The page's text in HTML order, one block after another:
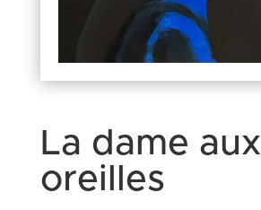
La dame aux
oreilles